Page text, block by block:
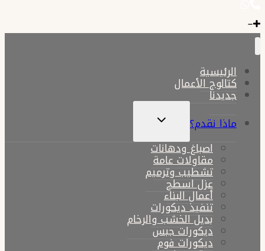
الرئيسية
كتالوج الأعمال
جديدنا
ماذا نقدم؟
تبديل
الفرعيةاصباغ ودهانات
مقاولات عامة
تشطيب وترميم
عزل اسطح
أعمال البناء
تنفيذ ديكورات
بديل الخشب والرخام
ديكورات جبس
ديكورات فوم